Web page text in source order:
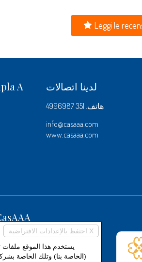
Leggi le
A لدينا اتصالات
هاتف. 351 4996987
info@casaaa.com
www.casaaa.com
احتفظ بالإعدادات الافتراضية X
يستخدم هذا الموقع ملفات
(الخاصة بنا) وتلك الخاصة